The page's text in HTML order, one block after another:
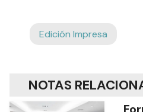
Edición Impresa
NOTAS